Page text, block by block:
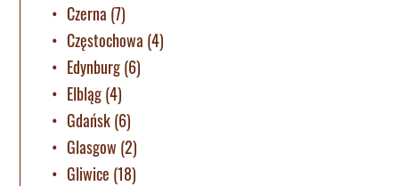
Czerna (7)
Częstochowa (4)
Edynburg(6)
Elbląg(4)
Gdańsk(6)
Glasgow (2)
Gliwice (18)